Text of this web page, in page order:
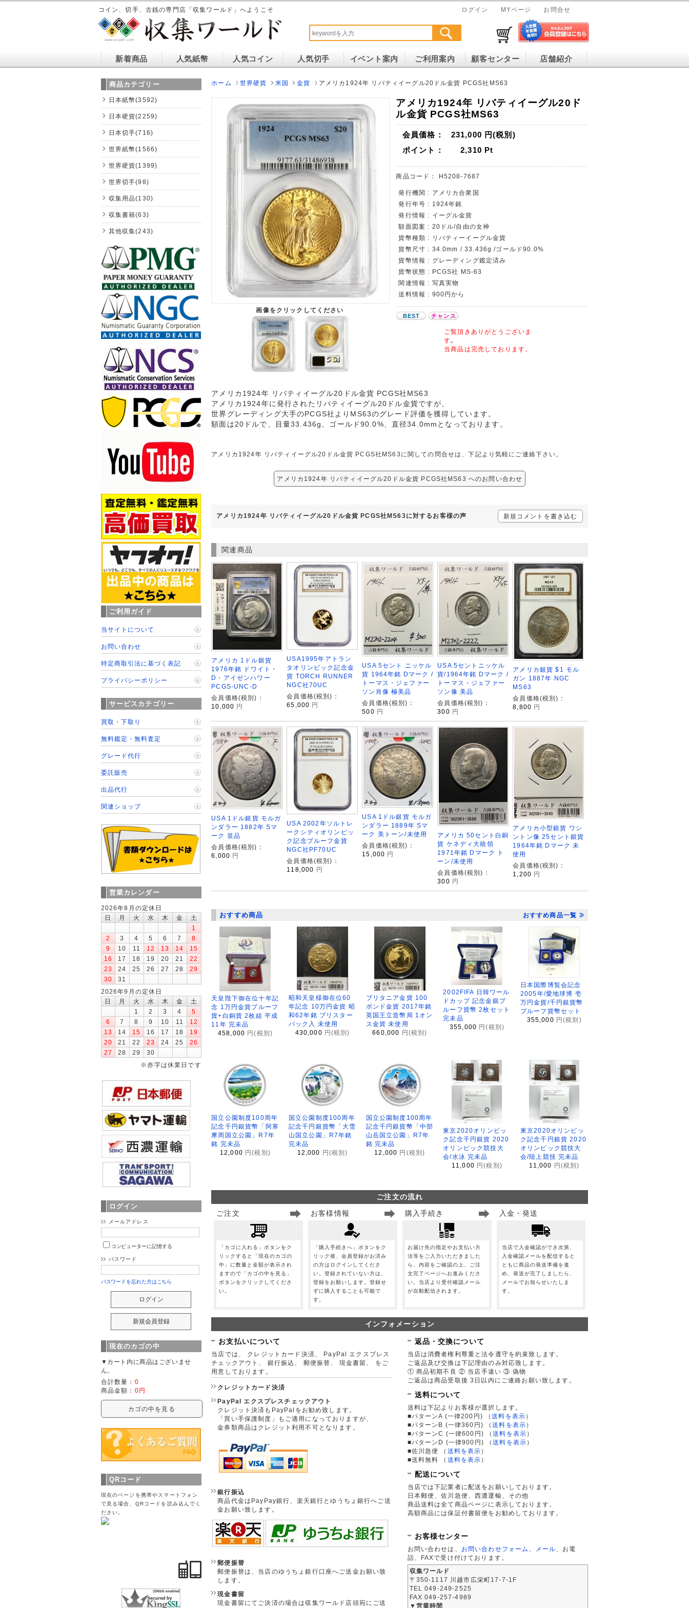
コイン、切手、古銭の専門店「収集ワールド」へようこそ ログイン MYページ お問合せ
新着商品 人気紙幣 人気コイン 人気切手 イベント案内 ご利用案内 顧客センター 店舗紹介
ホーム 世界硬貨 米国 金貨 アメリカ1924年 リバティイーグル20ドル金貨 PCGS社MS63
画像をクリックしてください
アメリカ1924年 リバティイーグル20ド
ル金貨 PCGS社MS63
会員価格： 231,000 円(税別)
ポイント：
2,310 Pt
商品コード： H5208-7687
発行機関 : アメリカ合衆国
発行年号 : 1924年銘
発行情報 : イーグル金貨
額面図案 : 20ドル/自由の女神
貨幣種類 : リバティーイーグル金貨
貨幣尺寸 : 34.0mm / 33.436g /ゴールド90.0%
貨幣情報 : グレーディング鑑定済み
貨幣状態 : PCGS社 MS-63
関連情報 : 写真実物
送料情報 : 900円から
BEST チャンス
ご覧頂きありがとうございま
す｡
当商品は完売しております。
アメリカ1924年 リバティイーグル20ドル金貨 PCGS社MS63
アメリカ1924年に発行されたリバティイーグル20ドル金貨ですが、
世界グレーディング大手のPCGS社よりMS63のグレード評価を獲得しています。
額面は20ドルで、目量33.436g、ゴールド90.0%、直径34.0mmとなっております。
アメリカ1924年 リバティイーグル20ドル金貨 PCGS社MS63に関しての問合せは、下記より気軽にご連絡下さい。
アメリカ1924年 リバティイーグル20ドル金貨 PCGS社MS63 へのお問い合わせ
アメリカ1924年 リバティイーグル20ドル金貨 PCGS社MS63に対するお客様の声 新規コメントを書き込む
関連商品
アメリカ 1ドル銀貨
1976年銘 ドワイト・
D・アイゼンハワー
PCGS-UNC-D
会員価格(税別)：
10,000 円
USA1995年アトラン
タオリンピック記念金
貨 TORCH RUNNER
NGC社70UC
会員価格(税別)：
65,000 円
USA 5セント ニッケル
貨 1964年銘 Dマーク /
トーマス・ジェファー
ソン肖像 極美品
会員価格(税別)：
500 円
USA 5セントニッケル
貨/1964年銘 Dマーク /
トーマス・ジェファー
ソン像 美品
会員価格(税別)：
300 円
アメリカ銀貨 $1 モル
ガン 1887年 NGC
MS63
会員価格(税別)：
8,800 円
USA 1ドル銀貨 モルガ
ンダラー 1882年 Sマ
ーク 並品
会員価格(税別)：
6,000 円
USA 2002年ソルトレ
ークシティオリンピッ
ク記念プルーフ金貨
NGC社PF70UC
会員価格(税別)：
118,000 円
USA 1ドル銀貨 モルガ
ンダラー 1889年 Sマ
ーク 美トーン/未使用
会員価格(税別)：
15,000 円
アメリカ 50セント白銅
貨 ケネディ大統領
1971年銘 Dマーク ト
ーン/未使用
会員価格(税別)：
300 円
アメリカ小型銀貨 ワシ
ントン像 25セント銀貨
1964年銘 Dマーク 未
使用
会員価格(税別)：
1,200 円
おすすめ商品 おすすめ商品一覧
天皇陛下御在位十年記
念 1万円金貨プルーフ
貨+白銅貨 2枚組 平成
11年 完未品
458,000 円(税別)
昭和天皇様御在位60
年記念 10万円金貨 昭
和62年銘 ブリスター
パック入 未使用
430,000 円(税別)
ブリタニア金貨 100
ポンド金貨 2017年銘
英国王立造幣局 1オン
ス金貨 未使用
660,000
円(税別)
2002FIFA 日韓ワール
ドカップ 記念金銀プ
ルーフ貨幣 2枚セット
完未品
355,000 円(税別)
日本国際博覧会記念
2005年/愛地球博 壱
万円金貨/千円銀貨幣
プルーフ貨幣セット
355,000 円(税別)
国立公園制度100周年
記念千円銀貨幣「阿寒
摩周国立公園」R7年
銘 完未品
12,000 円(税別)
国立公園制度100周年
記念千円銀貨幣「大雪
山国立公園」R7年銘
完未品
12,000 円(税別)
国立公園制度100周年
記念千円銀貨幣「中部
山岳国立公園」R7年
銘 完未品
12,000 円(税別)
東京2020オリンピッ
ク記念千円銀貨 2020
オリンピック競技大
会/水泳 完未品
11,000 円(税別)
東京2020オリンピッ
ク記念千円銀貨 2020
オリンピック競技大
会/陸上競技 完未品
11,000 円(税別)
ご注文の流れ
ご注文
「カゴに入れる」ボタンをク
リックすると「現在のカゴの
中」に数量と金額が表示され
ますので「カゴの中を見る」
ボタンをクリックしてくださ
い。
お客様情報
「購入手続きへ」ボタンをク
リック後、会員登録がお済み
の方はログインしてくださ
い。登録されていない方は、
登録をお願いします。登録せ
ずに購入することも可能で
す。
購入手続き
お届け先の指定やお支払い方
法等をご入力いただきました
ら、内容をご確認の上、ご注
文完了ページへお進みくださ
い。当店より受付確認メール
が自動配信されます。
入金・発送
当店で入金確認ができ次第、
入金確認メールを配信すると
ともに商品の発送準備を進
め、発送が完了しましたら、
メールでお知らせいたしま
す。
インフォメーション
お支払いについて
当店では、 クレジットカード決済、 PayPal エクスプレス
チェックアウト、 銀行振込、 郵便振替、 現金書留、 をご
用意しております。
クレジットカード決済
PayPal エクスプレスチェックアウト
クレジット決済もPayPalをお勧め致します。
「買い手保護制度」もご適用になっておりますが、
金券類商品はクレジット利用不可となります。
銀行振込
商品代金はPayPay銀行、楽天銀行とゆうちょ銀行へご送
金お願い致します。
郵便振替
郵便振替は、当店のゆうちょ銀行口座へご送金お願い致
します。
現金書留
現金書留にてご決済の場合は収集ワールド店頭宛にご送
返品・交換について
当店は消費者権利尊重と法令遵守を約束致します。
ご返品及び交換は下記理由のみ対応致します。
① 商品初期不良 ② 当店手違い ③ 偽物
ご返品は商品受取後 3日以内にご連絡お願い致します。
送料について
送料は下記よりお客様が選択します。
■パターンA (一律200円)
（送料を表示 ）
■パターンB (一律360円)
（送料を表示 ）
■パターンC (一律600円)
（送料を表示 ）
■パターンD (一律900円)
（送料を表示 ）
■佐川急便
（ 送料を表示 ）
■送料無料
（ 送料を表示 ）
配送について
当店では下記業者に配送をお願いしております。
日本郵便、佐川急便、西濃運輸、その他
商品送料は全て商品ページに表示しております。
高額商品には保証付書留便をお勧めしております。
お客様センター
お問い合わせは、 お問い合わせフォーム メール 、お電
話、FAXで受け付けております。
収集ワールド
〒350-1117 川越市広栄町17-7-1F
TEL 049-249-2525
FAX 049-257-4989
▼営業時間
商品カテゴリー
日本紙幣(3592)
日本硬貨(2259)
日本切手(716)
世界紙幣(1566)
世界硬貨(1399)
世界切手(98)
収集用品(130)
収集書籍(63)
其他収集(243)
ご利用ガイド
当サイトについて
お問い合わせ
特定商取引法に基づく表記
プライバシーポリシー
サービスカテゴリー
買取・下取り
無料鑑定・無料査定
グレード代行
委託販売
出品代行
関連ショップ
営業カレンダー
2026年8月の定休日
日
月 火 水 木 金
土
1
2
3 4 5 6 7
8
9
10 11 12 13 14
15
16
17 18 19 20 21
22
23
24 25 26 27 28
29
30
31
2026年9月の定休日
日
月 火 水 木 金
土
1
2 3 4
5
6
7 8 9 10 11
12
13
14 15 16 17 18
19
20
21 22 23 24 25
26
27
28 29
30
※赤字は休業日です
ログイン
メールアドレス
コンピューターに記憶する
パスワード
パスワードを忘れた方はこちら
現在のカゴの中
▼カート内に商品はございませ
ん。
合計数量： 0
商品金額： 0円
カゴの中を見る
QRコード
現在のページを携帯やスマートフォン
で見る場合、QRコードを読み込んでく
ださい。